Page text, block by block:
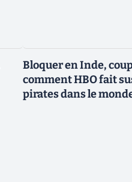
Bloquer en Inde,
comment HBO fait
pirates dans le